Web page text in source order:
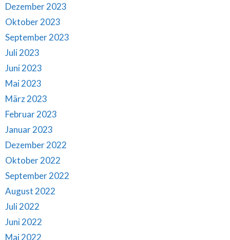
Dezember 2023
Oktober 2023
September 2023
Juli 2023
Juni 2023
Mai 2023
März 2023
Februar 2023
Januar 2023
Dezember 2022
Oktober 2022
September 2022
August 2022
Juli 2022
Juni 2022
Mai 2022